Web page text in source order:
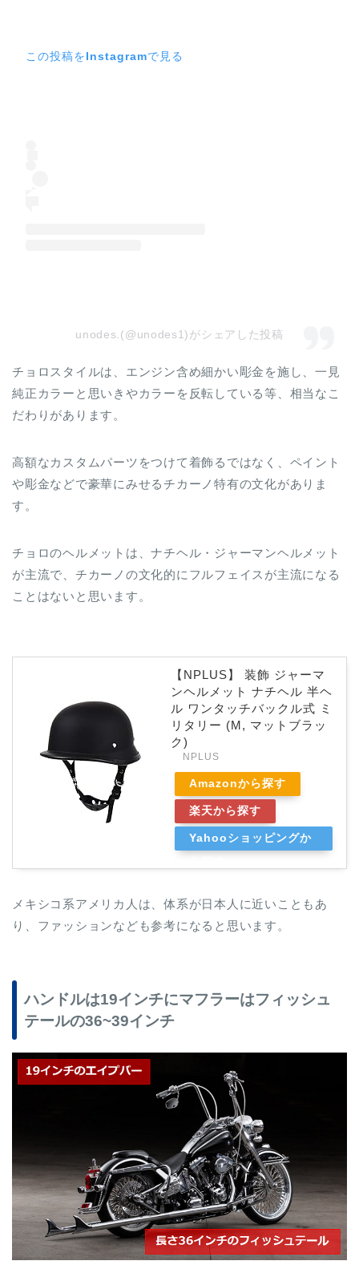
この投稿をInstagramで見る
unodes.(@unodes1)がシェアした投稿
チョロスタイルは、エンジン含め細かい彫金を施し、一見
純正カラーと思いきやカラーを反転している等、相当なこ
だわりがあります。
高額なカスタムパーツをつけて着飾るではなく、ペイント
や彫金などで豪華にみせるチカーノ特有の文化がありま
す。
チョロのヘルメットは、ナチヘル・ジャーマンヘルメット
が主流で、チカーノの文化的にフルフェイスが主流になる
ことはないと思います。
【NPLUS】 装飾 ジャーマ
ンヘルメット ナチヘル 半ヘ
ル ワンタッチバックル式 ミ
リタリー (M, マットブラッ
ク)
NPLUS
Amazonから探す
楽天から探す
Yahooショッピングか
メキシコ系アメリカ人は、体系が日本人に近いこともあ
り、ファッションなども参考になると思います。
ハンドルは19インチにマフラーはフィッシュ
テールの36~39インチ